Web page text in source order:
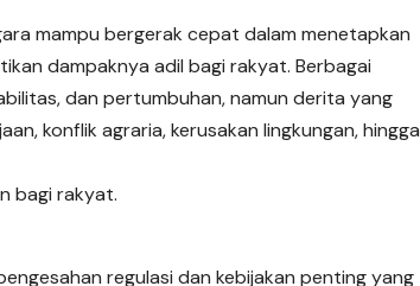
mampu bergerak cepat dalam menetapkan
dampaknya adil bagi rakyat. Berbagai
dan pertumbuhan, namun derita yang
konflik agraria, kerusakan lingkungan, hingga
bagi rakyat.
regulasi dan kebijakan penting yang